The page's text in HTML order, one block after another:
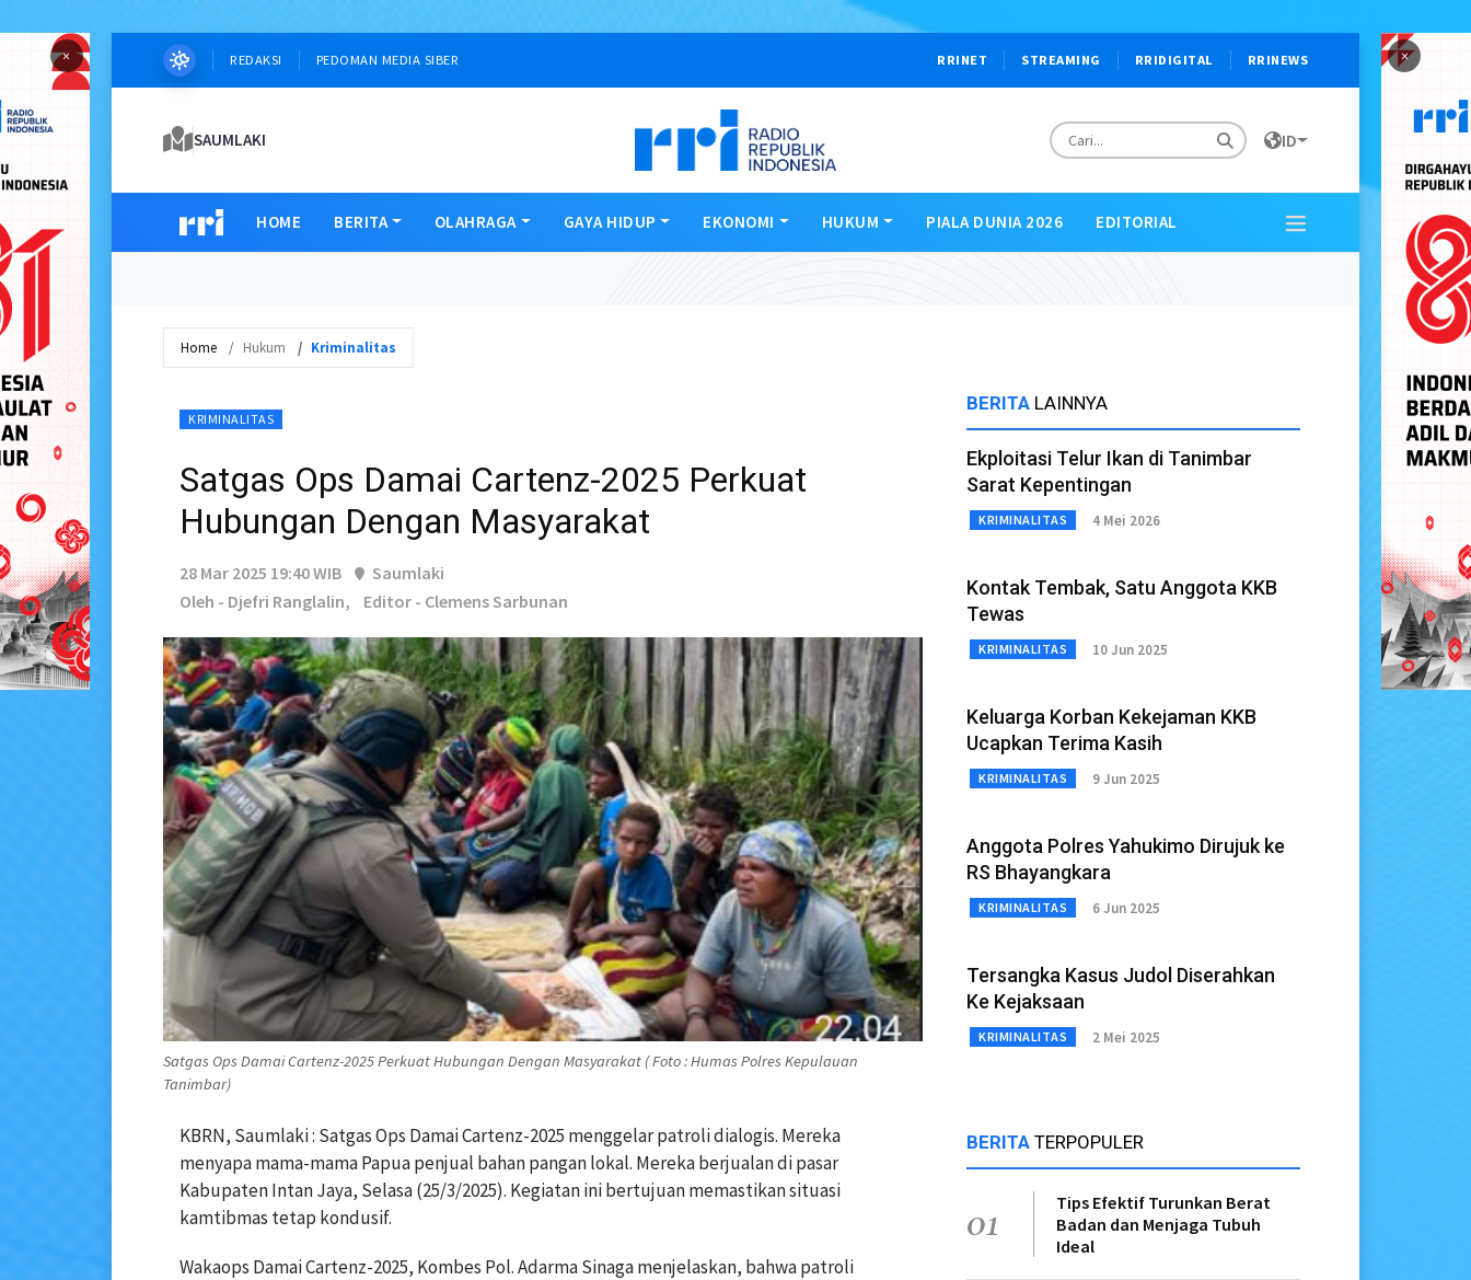
× ×
REDAKSI PEDOMAN MEDIA SIBER RRINET STREAMING RRIDIGITAL RRINEWS
SAUMLAKI ID
HOME BERITA OLAHRAGA GAYA HIDUP EKONOMI HUKUM PIALA DUNIA 2026 EDITORIAL
Home Hukum Kriminalitas
KRIMINALITAS
Satgas Ops Damai Cartenz-2025 Perkuat
Hubungan Dengan Masyarakat
28 Mar 2025 19:40 WIB
Saumlaki
Oleh - Djefri Ranglalin,
Editor - Clemens Sarbunan
Satgas Ops Damai Cartenz-2025 Perkuat Hubungan Dengan Masyarakat ( Foto : Humas Polres Kepulauan
Tanimbar)
KBRN, Saumlaki : Satgas Ops Damai Cartenz-2025 menggelar patroli dialogis. Mereka
menyapa mama-mama Papua penjual bahan pangan lokal. Mereka berjualan di pasar
Kabupaten Intan Jaya, Selasa (25/3/2025). Kegiatan ini bertujuan memastikan situasi
kamtibmas tetap kondusif.
Wakaops Damai Cartenz-2025, Kombes Pol. Adarma Sinaga menjelaskan, bahwa patroli
BERITA LAINNYA
Ekploitasi Telur Ikan di Tanimbar
Sarat Kepentingan
KRIMINALITAS 4 Mei 2026
Kontak Tembak, Satu Anggota KKB
Tewas
KRIMINALITAS 10 Jun 2025
Keluarga Korban Kekejaman KKB
Ucapkan Terima Kasih
KRIMINALITAS 9 Jun 2025
Anggota Polres Yahukimo Dirujuk ke
RS Bhayangkara
KRIMINALITAS 6 Jun 2025
Tersangka Kasus Judol Diserahkan
Ke Kejaksaan
KRIMINALITAS 2 Mei 2025
BERITA TERPOPULER
01
Tips Efektif Turunkan Berat
Badan dan Menjaga Tubuh
Ideal